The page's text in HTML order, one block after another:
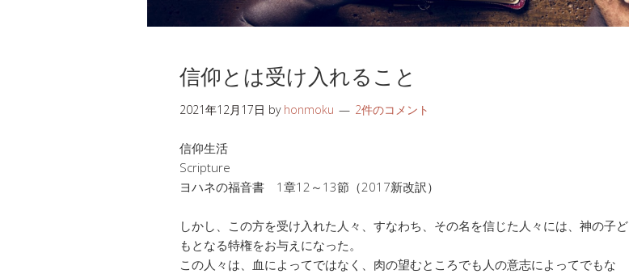
信仰とは受け入れること
2021年12月17日 by honmoku 2件のコメント
信仰生活
Scripture
ヨハネの福音書 1章12～13節（2017新改訳）
しかし、この方を受け入れた人々、すなわち、その名を信じた人々には、神の子ど
もとなる特権をお与えになった。
この人々は、血によってではなく、肉の望むところでも人の意志によってでもな